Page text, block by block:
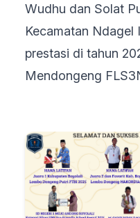
Wudhu dan Solat
Kecamatan Ndagel
prestasi di tahun
Mendongeng